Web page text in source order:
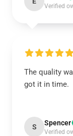
Verified
The quality
got it in time.
S Spencer
Verified